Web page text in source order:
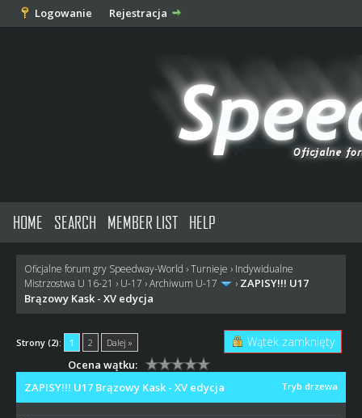
Logowanie Rejestracja
HOME SEARCH MEMBER LIST HELP
Oficjalne forum gry Speedway-World ›Turnieje › Indywidualne
Mistrzostwa U 16-21 › U-17 ›Archiwum U-17 › ZAPISY!!! U17
Brązowy Kask - XV edycja
Strony (2): 1 2 Dalej » Wątek zamknięty
Ocena wątku:
Tryb drzewa
ZAPISY!!! U17 Brązowy Kask - XV edycja